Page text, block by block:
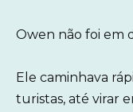
Owen não foi em
Ele caminhava
turistas, até virar